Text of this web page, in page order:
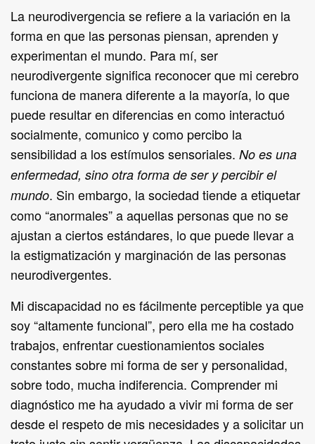
La neurodivergencia se refiere a la variación en la
forma en que las personas piensan, aprenden y
experimentan el mundo. Para mí, ser
neurodivergente significa reconocer que mi cerebro
funciona de manera diferente a la mayoría, lo que
puede resultar en diferencias en como interactuó
socialmente, comunico y como percibo la
sensibilidad a los estímulos sensoriales.No es una
enfermedad, sino otra forma de ser y percibir el
mundo. Sin embargo, la sociedad tiende a etiquetar
como “anormales” a aquellas personas que no se
ajustan a ciertos estándares, lo que puede llevar a
la estigmatización y marginación de las personas
neurodivergentes.
Mi discapacidad no es fácilmente perceptible ya que
soy “altamente funcional”, pero ella me ha costado
trabajos, enfrentar cuestionamientos sociales
constantes sobre mi forma de ser y personalidad,
sobre todo, mucha indiferencia. Comprender mi
diagnóstico me ha ayudado a vivir mi forma de ser
desde el respeto de mis necesidades y a solicitar un